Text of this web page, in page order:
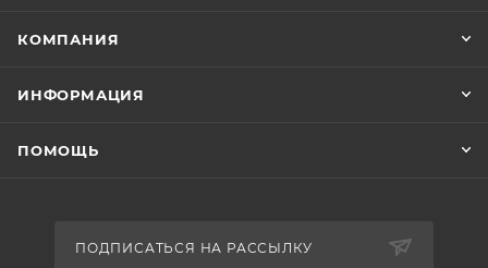
КОМПАНИЯ
ИНФОРМАЦИЯ
ПОМОЩЬ
ПОДПИСАТЬСЯ НА РАССЫЛКУ